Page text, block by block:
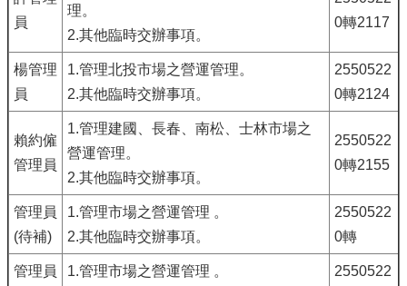
員
理。
2.其他臨時交辦事項。
0轉2117
楊管理
員
1.管理北投市場之營運管理。
2.其他臨時交辦事項。
2550522
0轉2124
賴約僱
管理員
1.管理建國、長春、南松、士林市場之
營運管理。
2.其他臨時交辦事項。
2550522
0轉2155
管理員
(待補)
1.管理市場之營運管理 。
2.其他臨時交辦事項。
2550522
0轉
管理員
1.管理市場之營運管理 。
2550522